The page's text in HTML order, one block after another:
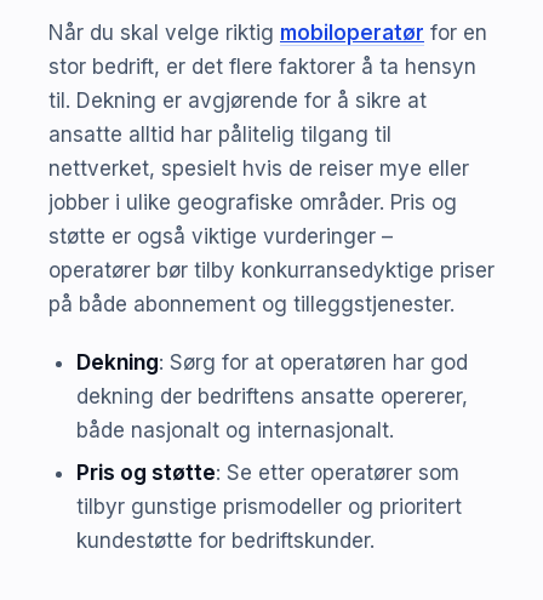
Når du skal velge riktig mobiloperatør for en
stor bedrift, er det flere faktorer å ta hensyn
til. Dekning er avgjørende for å sikre at
ansatte alltid har pålitelig tilgang til
nettverket, spesielt hvis de reiser mye eller
jobber i ulike geografiske områder. Pris og
støtte er også viktige vurderinger –
operatører bør tilby konkurransedyktige priser
på både abonnement og tilleggstjenester.
Dekning: Sørg for at operatøren har god
dekning der bedriftens ansatte opererer,
både nasjonalt og internasjonalt.
Pris og støtte: Se etter operatører som
tilbyr gunstige prismodeller og prioritert
kundestøtte for bedriftskunder.